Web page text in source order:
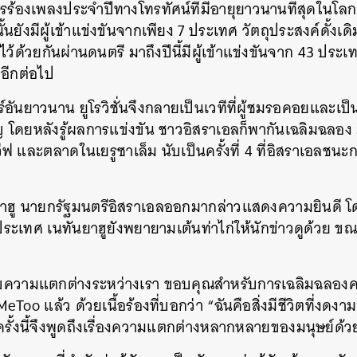
ร้องเพลงประจำปีทางโทรทัศน์ที่มีอายุยาวนานที่สุดในโ
ยังมีผู้เข้าแข่งขันจากเพียง 7 ประเทศ วัตถุประสงค์ดั้งเ
ไว้ด้วยกันผ่านดนตรี มาถึงปีนี้มีผู้เข้าแข่งขันจาก 43 ประ
กต่อไป
นยาวนาน ยูโรวิชั่นจึงกลายเป็นเวทีที่ผู้ชมรอคอยและเ
ดยหลังรู้ผลการแข่งขัน ชาวอิสราเอลก็พากันเฉลิมฉลอง
และตลาดในเยรูซาเล็ม นับเป็นครั้งที่ 4 ที่อิสราเอลชน
ฮู นายกรัฐมนตรีอิสราเอลออกมากล่าวแสดงความยินดี
เทศ เนทันยาฮูยังพยายามเต้นท่าไก่ให้นักข่าวดูด้วย ขณ
ามแตกต่างระหว่างเรา ขอบคุณสำหรับการเฉลิมฉลอง
แล้ว ด้วยเนื้อร้องที่บอกว่า “ฉันคือสิ่งมีชีวิตที่งดงา
รั้งนี้จึงพูดถึงเรื่องความแตกต่างหลากหลายของมนุษย์ด้